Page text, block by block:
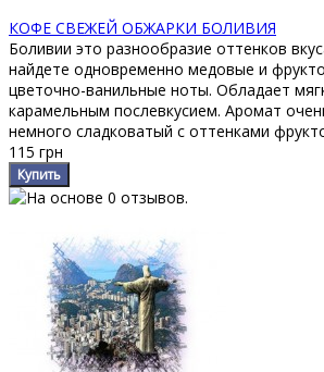
КОФЕ СВЕЖЕЙ ОБЖАРКИ БОЛИВИЯ
Боливии это разнообразие оттенков
найдете одновременно медовые и
цветочно-ванильные ноты. Обладает
карамельным послевкусием. Аромат
немного сладковатый с оттенками
115 грн